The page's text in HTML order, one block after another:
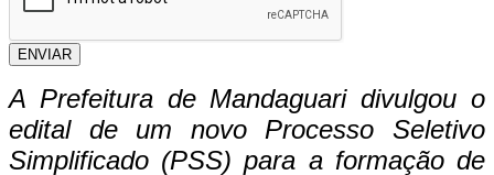
ENVIAR
A Prefeitura de Mandaguari divulgou o
edital de um novo Processo Seletivo
Simplificado (PSS) para a formação de